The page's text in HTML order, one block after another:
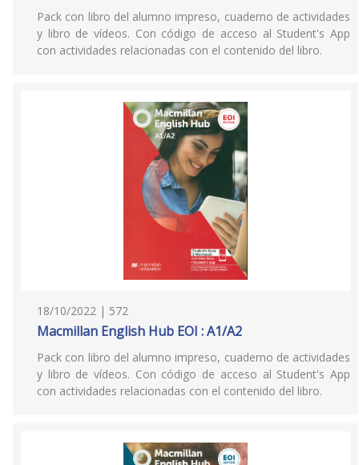
Pack con libro del alumno impreso, cuaderno de actividades
y libro de vídeos. Con código de acceso al Student's App
con actividades relacionadas con el contenido del libro.
18/10/2022 | 572
Macmillan English Hub EOI : A1/A2
Pack con libro del alumno impreso, cuaderno de actividades
y libro de vídeos. Con código de acceso al Student's App
con actividades relacionadas con el contenido del libro.